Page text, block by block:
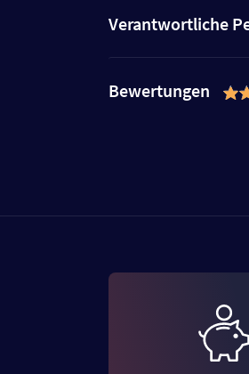
Verantwortliche
Bewertungen